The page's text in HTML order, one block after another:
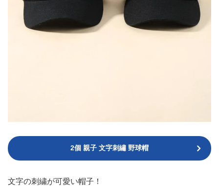
2個 親子 文字刺繡 野球帽
文字の刺繍が可愛い帽子！